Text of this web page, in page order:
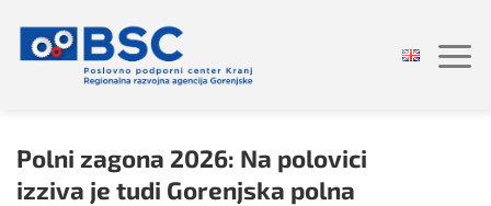
vsebino
Polni zagona 2026: Na polovici
izziva je tudi Gorenjska polna